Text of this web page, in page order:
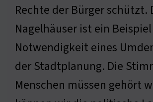
Rechte der Bürger schützt.
Nagelhäuser ist ein
Notwendigkeit eines
der Stadtplanung. Die
Menschen müssen gehört